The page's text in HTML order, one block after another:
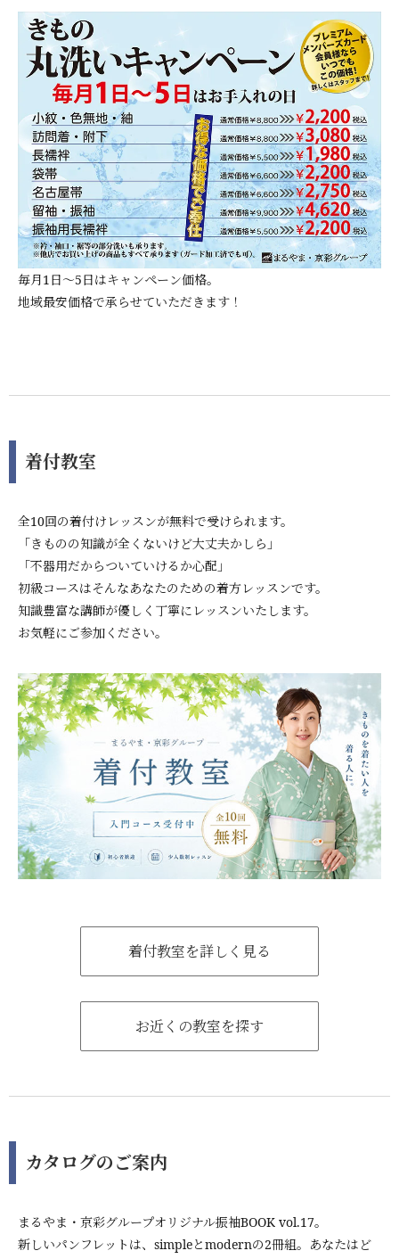
毎月1日～5日はキャンペーン価格。
地域最安価格で承らせていただきます！
着付教室
全10回の着付けレッスンが無料で受けられます。
「きものの知識が全くないけど大丈夫かしら」
「不器用だからついていけるか心配」
初級コースはそんなあなたのための着方レッスンです。
知識豊富な講師が優しく丁寧にレッスンいたします。
お気軽にご参加ください。
着付教室を詳しく見る
お近くの教室を探す
カタログのご案内
まるやま・京彩グループオリジナル振袖BOOK vol.17。
新しいパンフレットは、simpleとmodernの2冊組。あなたはど